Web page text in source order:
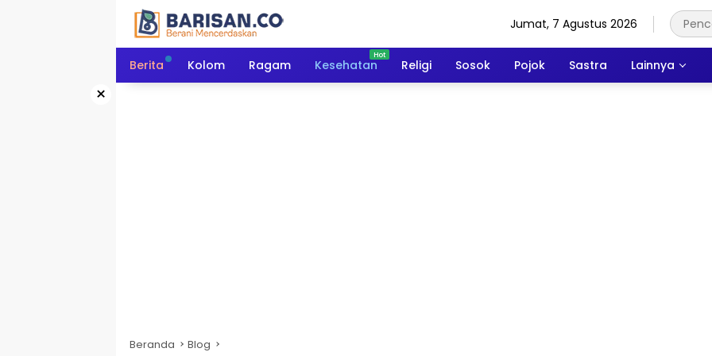
Jumat, 7 Agustus 2026
Berita Kolom Ragam Kesehatan Religi Sosok Pojok Sastra Lainnya
×
Beranda Blog